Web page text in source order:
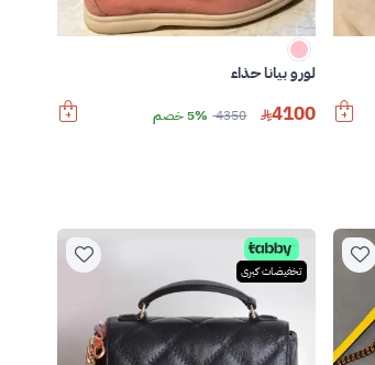
لورو بيانا حذاء
4100
4350 5% خصم
تخفيضات كبرى